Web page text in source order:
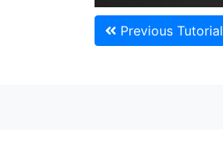
Previous Tutorial